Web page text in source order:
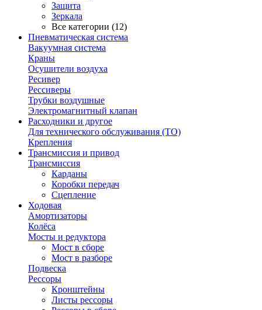
Защита
Зеркала
Все категории (12)
Пневматическая система
Вакуумная система
Краны
Осушители воздуха
Ресивер
Рессиверы
Трубки воздушные
Электромагнитный клапан
Расходники и другое
Для технического обслуживания (ТО)
Крепления
Трансмиссия и привод
Трансмиссия
Карданы
Коробки передач
Сцепление
Ходовая
Амортизаторы
Колёса
Мосты и редуктора
Мост в сборе
Мост в разборе
Подвеска
Рессоры
Кронштейны
Листы рессоры